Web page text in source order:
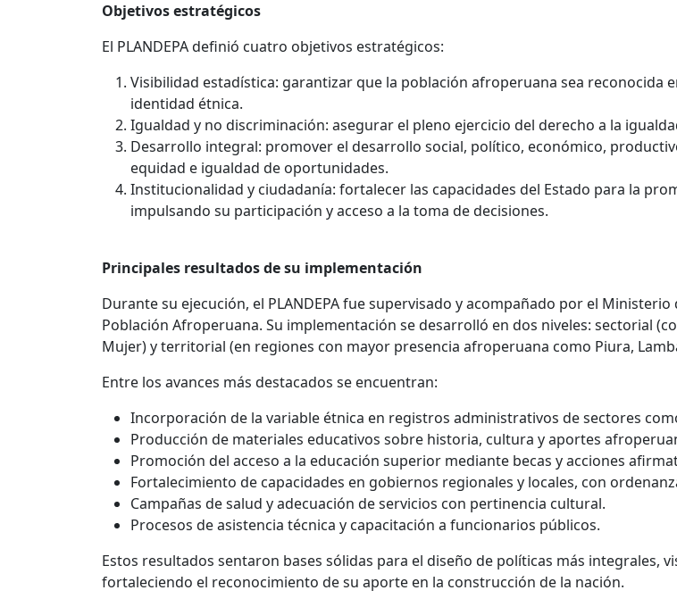
Objetivos estratégicos
El PLANDEPA definió cuatro objetivos estratégicos:
Visibilidad estadística: garantizar que la población afroperuana sea reconocida
identidad étnica.
Igualdad y no discriminación: asegurar el pleno ejercicio del derecho a la
Desarrollo integral: promover el desarrollo social, político, económico,
equidad e igualdad de oportunidades.
Institucionalidad y ciudadanía: fortalecer las capacidades del Estado para la
impulsando su participación y acceso a la toma de decisiones.
Principales resultados de su implementación
Durante su ejecución, el PLANDEPA fue supervisado y acompañado por el
Población Afroperuana. Su implementación se desarrolló en dos niveles: sectorial
Mujer) y territorial (en regiones con mayor presencia afroperuana como Piura,
Entre los avances más destacados se encuentran:
Incorporación de la variable étnica en registros administrativos de sectores
Producción de materiales educativos sobre historia, cultura y aportes
Promoción del acceso a la educación superior mediante becas y acciones
Fortalecimiento de capacidades en gobiernos regionales y locales, con
Campañas de salud y adecuación de servicios con pertinencia cultural.
Procesos de asistencia técnica y capacitación a funcionarios públicos.
Estos resultados sentaron bases sólidas para el diseño de políticas más
fortaleciendo el reconocimiento de su aporte en la construcción de la nación.